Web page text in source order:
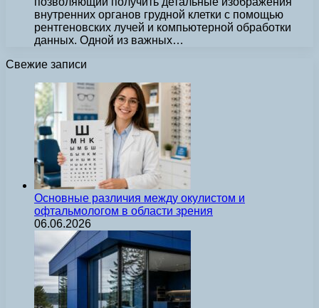
внутренних органов грудной клетки с помощью
рентгеновских лучей и компьютерной обработки
данных. Одной из важных…
Свежие записи
Основные различия между окулистом и
офтальмологом в области зрения
06.06.2026